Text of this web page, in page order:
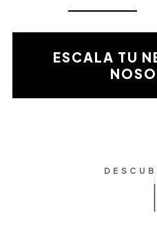
la
validaciónESCALA TU